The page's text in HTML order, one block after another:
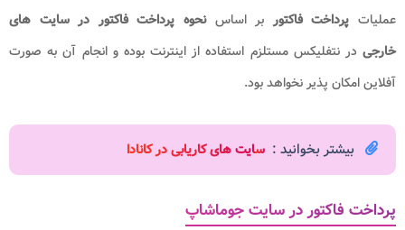
عملیات پرداخت فاکتور بر اساس نحوه پرداخت فاکتور در سایت های
خارجیدر نتفلیکس مستلزم استفاده از اینترنت بوده و انجام آن به صورت
آفلاین امکان پذیر نخواهد بود.
بیشتر بخوانید : سایت های کاریابی در کانادا
پرداخت فاکتور در سایت جوماشاپ